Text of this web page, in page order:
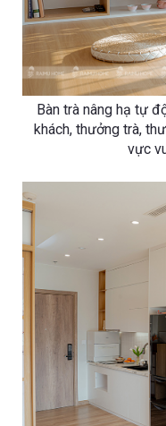
Bàn trà nâng hạ tự
khách, thưởng trà,
vực